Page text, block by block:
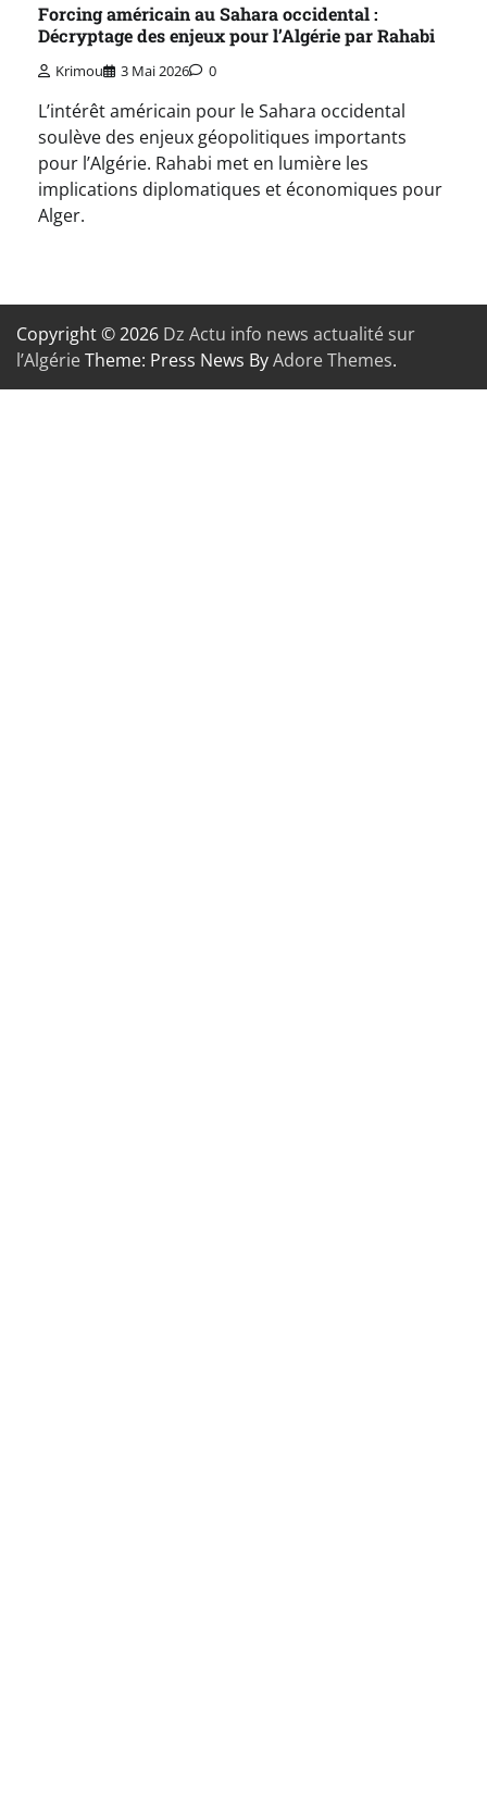
Forcing américain au Sahara occidental :
Décryptage des enjeux pour l’Algérie par Rahabi
Krimou 3 Mai 2026 0
L’intérêt américain pour le Sahara occidental
soulève des enjeux géopolitiques importants
pour l’Algérie. Rahabi met en lumière les
implications diplomatiques et économiques pour
Alger.
Copyright © 2026 Dz Actu info news actualité sur
l’AlgérieTheme: Press News ByAdore Themes.